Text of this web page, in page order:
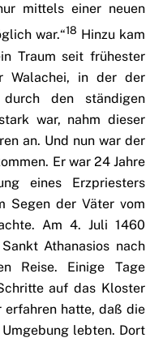
mittels einer neuen
war.“18 Hinzu kam
Traum seit frühester
Walachei, in der der
den ständigen
war, nahm dieser
an. Und nun war der
Er war 24 Jahre
eines Erzpriesters
Segen der Väter vom
Am 4. Juli 1460
Athanasios nach
Reise. Einige Tage
auf das Kloster
erfahren hatte, daß die
lebten. Dort